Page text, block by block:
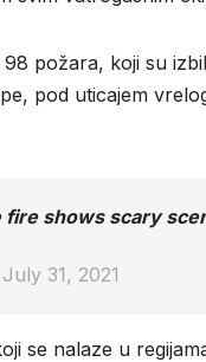
požara, koji su
pod uticajem
fire shows scary
July 31, 2021
se nalaze u